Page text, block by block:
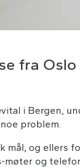
fra Oslo
i Bergen,
problem.
mål, og ellers
møter og